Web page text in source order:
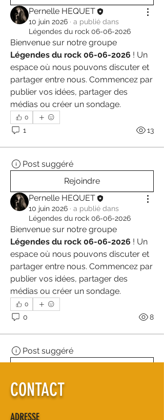
Pernelle HEQUET
10 juin 2026 · a publié dans
Légendes du rock 06-06-2026
Légendes du rock 06-06-2026 ! Un
espace où nous pouvons discuter et
partager entre nous. Commencez par
publier vos idées, partager des
médias ou créer un sondage.
0
1 13
Post suggéré
Rejoindre
Pernelle HEQUET
10 juin 2026 · a publié dans
Légendes du rock 06-06-2026
Légendes du rock 06-06-2026 ! Un
espace où nous pouvons discuter et
partager entre nous. Commencez par
publier vos idées, partager des
médias ou créer un sondage.
0
0 8
Post suggéré
Pernelle HEQUET
16 avril 2025
Bienvenue dans le groupe ! Vous
CONTACT
ADRESSE